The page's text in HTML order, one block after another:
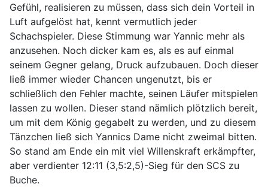
Gefühl, realisieren zu müssen, dass sich dein Vorteil in
Luft aufgelöst hat, kennt vermutlich jeder
Schachspieler. Diese Stimmung war Yannic mehr als
anzusehen. Noch dicker kam es, als es auf einmal
seinem Gegner gelang, Druck aufzubauen. Doch dieser
ließ immer wieder Chancen ungenutzt, bis er
schließlich den Fehler machte, seinen Läufer mitspielen
lassen zu wollen. Dieser stand nämlich plötzlich bereit,
um mit dem König gegabelt zu werden, und zu diesem
Tänzchen ließ sich Yannics Dame nicht zweimal bitten.
So stand am Ende ein mit viel Willenskraft erkämpfter,
aber verdienter 12:11 (3,5:2,5)-Sieg für den SCS zu
Buche.